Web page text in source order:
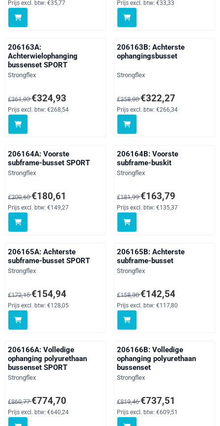
Prijs excl. btw: €35,77 Prijs excl. btw: €33,33
206163A:
Achterwielophanging
bussenset SPORT
Merk:
Strongflex
Van 361,03 voor 324,93, exclusief btw: 268,54
€361,03€324,93
Prijs excl. btw: €268,54
206163B: Achterste
ophangingsbusset
Merk:
Strongflex
Van 358,08 voor 322,27,
€358,08€322,27
Prijs excl. btw: €266,34
206164A: Voorste
subframe-busset SPORT
Merk:
Strongflex
Van 200,68 voor 180,61, exclusief btw: 149,27
€200,68€180,61
Prijs excl. btw: €149,27
206164B: Voorste
subframe-buskit
Merk:
Strongflex
Van 181,99 voor 163,79,
€181,99€163,79
Prijs excl. btw: €135,37
206165A: Achterste
subframe-busset SPORT
Merk:
Strongflex
Van 172,15 voor 154,94, exclusief btw: 128,05
€172,15€154,94
Prijs excl. btw: €128,05
206165B: Achterste
subframe-busset
Merk:
Strongflex
Van 158,38 voor 142,54,
€158,38€142,54
Prijs excl. btw: €117,80
206166A: Volledige
ophanging polyurethaan
bussenset SPORT
Merk:
Strongflex
Van 860,77 voor 774,70, exclusief btw: 640,24
€860,77€774,70
Prijs excl. btw: €640,24
206166B: Volledige
ophanging polyurethaan
bussenset
Merk:
Strongflex
Van 819,46 voor 737,51,
€819,46€737,51
Prijs excl. btw: €609,51